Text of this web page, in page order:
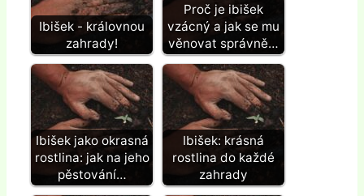
Ibišek - královnou
zahrady!
Proč je ibišek
vzácný a jak se mu
věnovat správně…
Ibišek jako okrasná
rostlina: jak na jeho
pěstování…
Ibišek: krásná
rostlina do každé
zahrady